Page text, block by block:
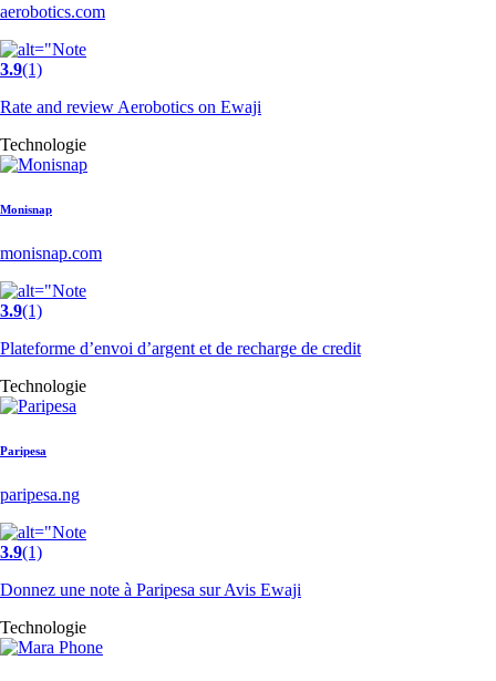
aerobotics.com
3.9(1)
Rate and review Aerobotics on Ewaji
Technologie
Monisnap
monisnap.com
3.9(1)
Plateforme d’envoi d’argent et de recharge de credit
Technologie
Paripesa
paripesa.ng
3.9(1)
Donnez une note à Paripesa sur Avis Ewaji
Technologie